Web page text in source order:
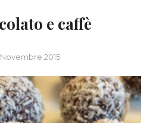
e caffè
Novembre 2015